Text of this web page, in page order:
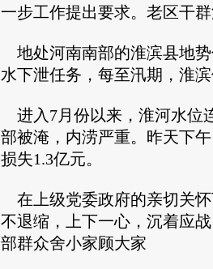
一步工作提出要求。老区干
地处河南南部的淮滨县地
水下泄任务，每至汛期，淮
进入7月份以来，淮河水位
部被淹，内涝严重。昨天下
损失1.3亿元。
在上级党委政府的亲切关
不退缩，上下一心，沉着应
部群众舍小家顾大家